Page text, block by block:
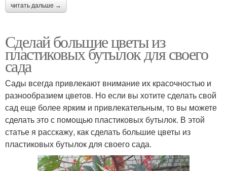
читать дальше →
Сделай большие цветы из
пластиковых бутылок для своего
сада
Сады всегда привлекают внимание их красочностью и
разнообразием цветов. Но если вы хотите сделать свой
сад еще более ярким и привлекательным, то вы можете
сделать это с помощью пластиковых бутылок. В этой
статье я расскажу, как сделать большие цветы из
пластиковых бутылок для своего сада.